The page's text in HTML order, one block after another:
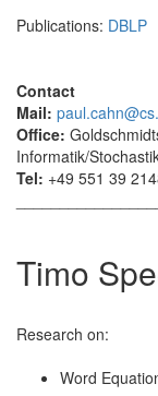
Publications: DBLP
Contact
Mail:
Office:
Informatik/
Tel: +49 551 39
Timo
Research on:
Word